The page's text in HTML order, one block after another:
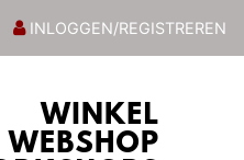
INLOGGEN/REGISTREREN